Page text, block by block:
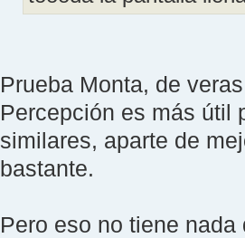
Prueba Monta, de
Percepción es más útil
similares, aparte de
bastante.
Pero eso no tiene